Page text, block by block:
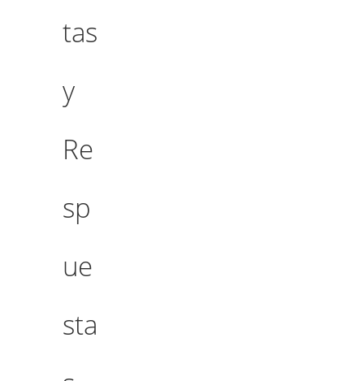
tas
y
Re
sp
ue
sta